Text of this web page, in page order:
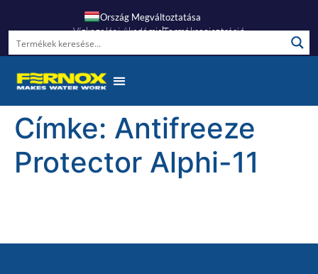
Ország Megváltoztatása
Vízkezelési AkadémiaTermékregisztráció
Címke: Antifreeze
Protector Alphi-11